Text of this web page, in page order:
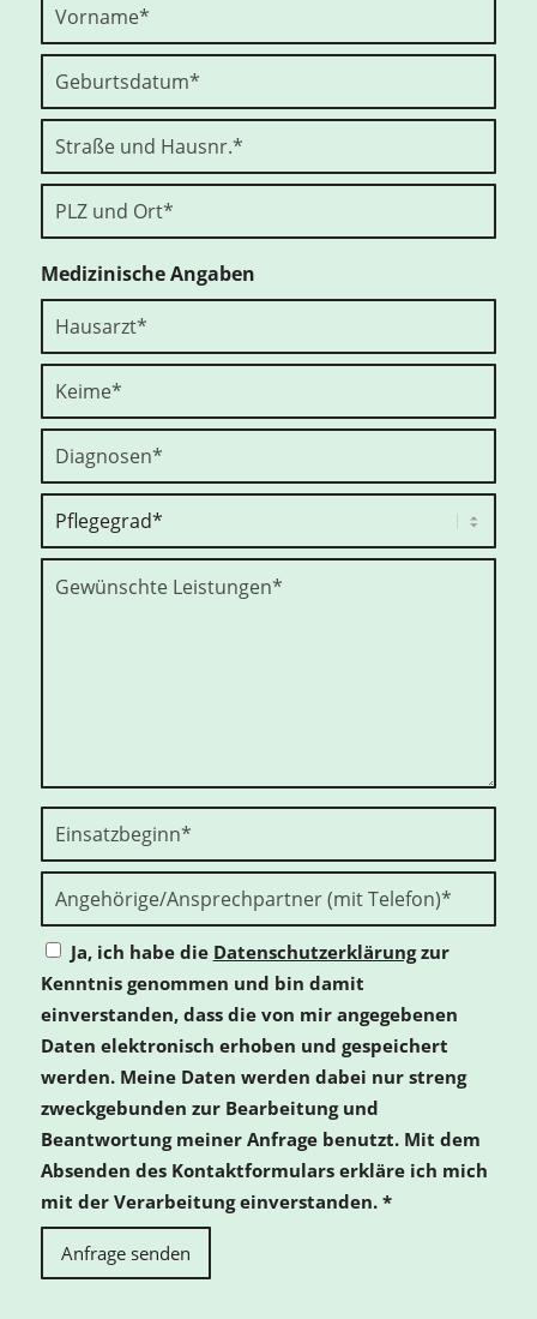
Medizinische Angaben
Ja, ich habe die Datenschutzerklärungzur
Kenntnis genommen und bin damit
einverstanden, dass die von mir angegebenen
Daten elektronisch erhoben und gespeichert
werden. Meine Daten werden dabei nur streng
zweckgebunden zur Bearbeitung und
Beantwortung meiner Anfrage benutzt. Mit dem
Absenden des Kontaktformulars erkläre ich mich
mit der Verarbeitung einverstanden. *